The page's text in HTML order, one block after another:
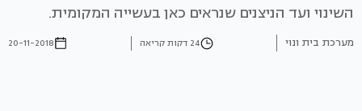
השינוי ועד הניצנים שנראים כאן בעשייה המקומית.
מערכת בית ונוי 24 דקות קריאה 20-11-2018